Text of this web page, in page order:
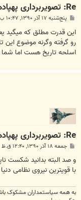
Re: تصویربرداری پهپادهای سپاه از مدرن ترین ناو هواپیمابر آمر
پ
ت
پنج‌شنبه ۱۷ آذر ۱۳۹۰, ۱۰:۴۷ ب.ظ
این قدرت مطلق که میگید
رو گرفته وگرنه موضوع این
اسلحه تاریخ هست اما شما
Re: تصویربرداری پهپادهای سپاه از مدرن ترین ناو هواپیمابر آمر
پ
ت
جمعه ۱۸ آذر ۱۳۹۰, ۱۲:۴۰ ق.ظ
و صد البته بدانید شکست
با قویترین نیروی نظامی دنیا !
به همه سياستمداران مشکوک